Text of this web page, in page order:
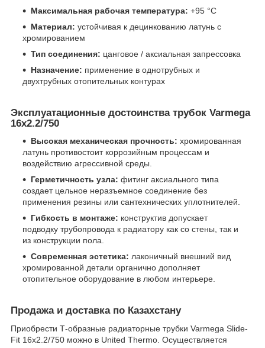
Максимальная рабочая температура: +95 °C
Материал: устойчивая к децинкованию латунь с
хромированием
Тип соединения: цанговое / аксиальная запрессовка
Назначение: применение в однотрубных и
двухтрубных отопительных контурах
Эксплуатационные достоинства трубок Varmega
16x2.2/750
Высокая механическая прочность: хромированная
латунь противостоит коррозийным процессам и
воздействию агрессивной среды.
Герметичность узла: фитинг аксиального типа
создает цельное неразъемное соединение без
применения резины или сантехнических уплотнителей.
Гибкость в монтаже: конструктив допускает
подводку трубопровода к радиатору как со стены, так и
из конструкции пола.
Современная эстетика: лаконичный внешний вид
хромированной детали органично дополняет
отопительное оборудование в любом интерьере.
Продажа и доставка по Казахстану
Приобрести Т-образные радиаторные трубки Varmega Slide-
Fit 16x2.2/750 можно в United Thermo. Осуществляется